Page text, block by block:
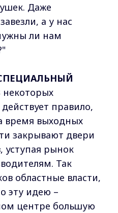
Даже
а у нас
ли нам
некоторых
правило,
время выходных
закрывают двери
уступая рынок
Так
областные власти,
эту идею –
центре большую